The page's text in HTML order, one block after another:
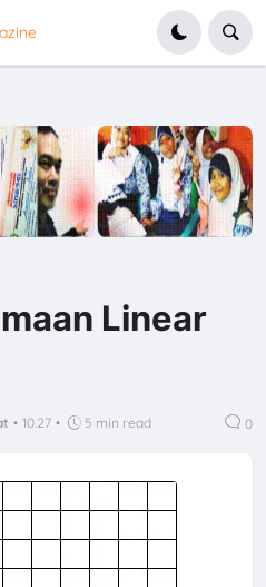
Linear
• 10.27 • 5 min read 0